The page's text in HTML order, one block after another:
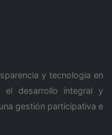
y tecnologia en
el desarrollo integral y
gestión participativa e